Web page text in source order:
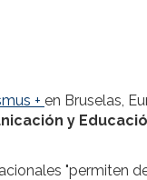
+ en Bruselas,
y
"permiten